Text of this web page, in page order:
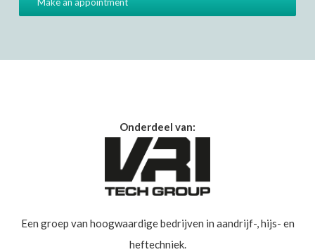
Onderdeel van:
Een groep van hoogwaardige bedrijven in aandrijf-, hijs- en
heftechniek.